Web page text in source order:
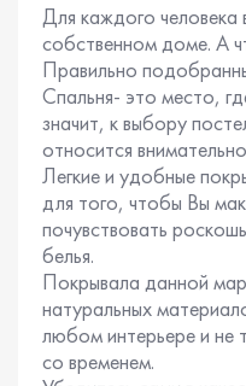
Для каждого
собственном доме. А
Правильно
Спальня- это место,
значит, к выбору
относится
Легкие и удобные
для того, чтобы Вы
почувствовать
белья.
Покрывала данной
натуральных
любом интерьере и не
со временем.